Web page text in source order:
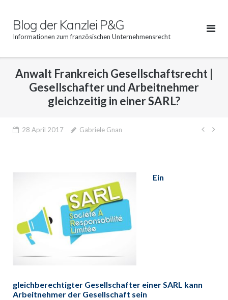
InhaltBlog der Kanzlei P&G
Informationen zum französischen Unternehmensrecht
Anwalt Frankreich Gesellschaftsrecht |
Gesellschafter und Arbeitnehmer
gleichzeitig in einer SARL?
28 April 2017 Gabriele Gnan
Ein
gleichberechtigter Gesellschafter einer SARL kann
Arbeitnehmer der Gesellschaft sein